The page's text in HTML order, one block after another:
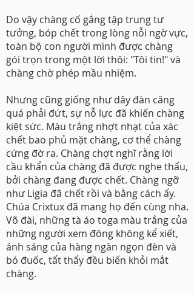
Do vậy chàng cố gắng tập trung tư
tưởng, bóp chết trong lòng nỗi ngờ vực,
toàn bộ con người mình được chàng
gói trọn trong một lời thôi: "Tôi tin!" và
chàng chờ phép mầu nhiệm.
Nhưng cũng giống như dây đàn căng
quá phải đứt, sự nỗ lực đã khiến chàng
kiệt sức. Màu trắng nhợt nhạt của xác
chết bao phủ mặt chàng, cơ thể chàng
cứng đờ ra. Chàng chợt nghĩ rằng lời
cầu khẩn của chàng đã được nghe thấu,
bởi chàng đang được chết. Chàng ngỡ
như Ligia đã chết rồi và bằng cách ấy.
Chúa Crixtux đã mang họ đến cùng nha.
Võ đài, những tà áo toga màu trắng của
những người xem đông không kể xiết,
ánh sáng của hàng ngàn ngọn đèn và
bó đuốc, tất thẩy đều biến khỏi mắt
chàng.